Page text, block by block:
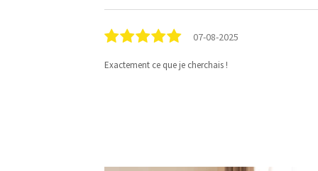
07-08-2025
Exactement ce que je cherchais !